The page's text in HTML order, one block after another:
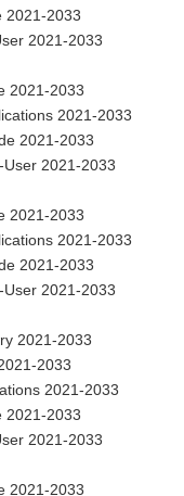
2021-2033
2021-2033
2021-2033
2021-2033
2021-2033
2021-2033
2021-2033
2021-2033
2021-2033
2021-2033
2021-2033
2033
2021-2033
2021-2033
2021-2033
2021-2033